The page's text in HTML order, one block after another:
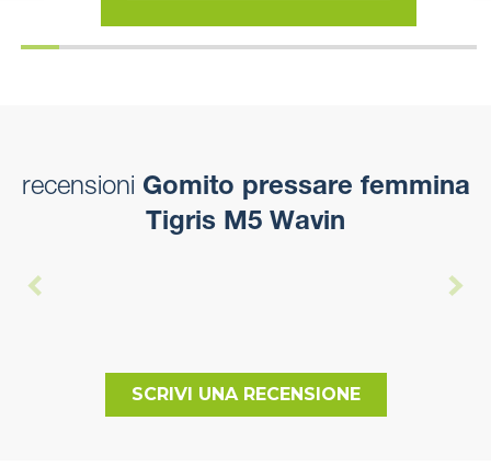
recensioni Gomito pressare femmina
Tigris M5 Wavin
SCRIVI UNA RECENSIONE